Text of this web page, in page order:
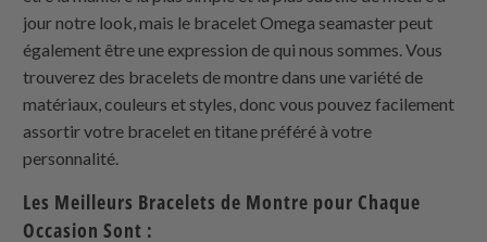
jour notre look, mais le bracelet Omega seamaster peut
également être une expression de qui nous sommes. Vous
trouverez des bracelets de montre dans une variété de
matériaux, couleurs et styles, donc vous pouvez facilement
assortir votre bracelet en titane préféré à votre
personnalité.
Les Meilleurs Bracelets de Montre pour Chaque
Occasion Sont :